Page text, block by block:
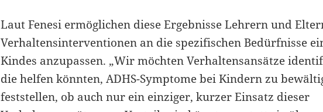
Laut Fenesi ermöglichen diese Ergebnisse Lehrern und
Verhaltensinterventionen an die spezifischen Bedürfnisse
Kindes anzupassen. „Wir möchten Verhaltensansätze
die helfen könnten, ADHS-Symptome bei Kindern zu
feststellen, ob auch nur ein einziger, kurzer Einsatz dieser